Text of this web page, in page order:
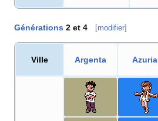
Générations 2 et 4 [modifier]
Ville Argenta Azuria